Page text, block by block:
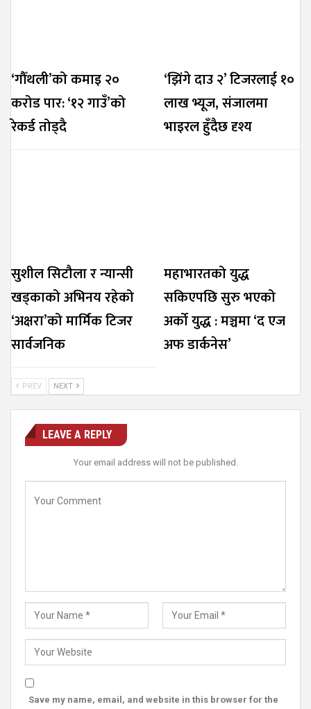
‘गौँथली’को कमाइ २०
करोड पार: ‘१२ गाउँ’को
रेकर्ड तोड्दै
‘झिंगे दाउ २’ टिजरलाई १०
लाख भ्यूज, संजालमा
भाइरल हुँदैछ दृश्य
सुशील सिटौला र न्यान्सी
खड्काको अभिनय रहेको
‘अक्षरा’को मार्मिक टिजर
सार्वजनिक
महाभारतको युद्ध
सकिएपछि सुरु भएको
अर्को युद्ध : मञ्चमा ‘द एज
अफ डार्कनेस’
PREV NEXT
LEAVE A REPLY
Your email address will not be published.
Save my name, email, and website in this browser for the